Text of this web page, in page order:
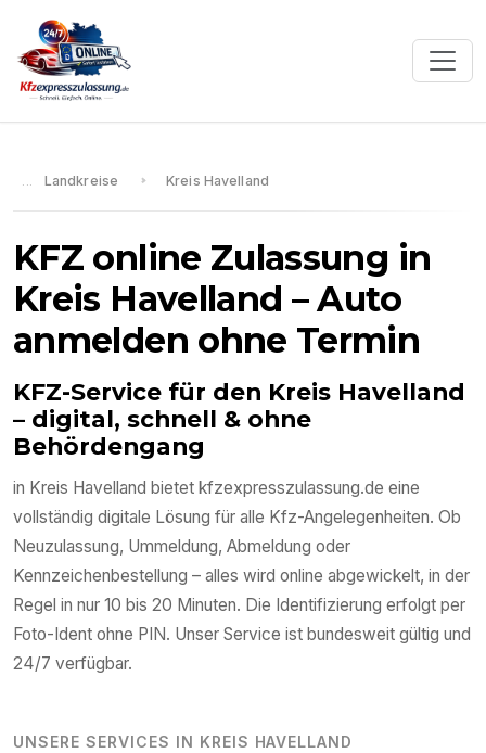
Landkreise Kreis Havelland
KFZ online Zulassung in
Kreis Havelland – Auto
anmelden ohne Termin
KFZ-Service für den Kreis Havelland
– digital, schnell & ohne
Behördengang
in Kreis Havelland bietet kfzexpresszulassung.de eine
vollständig digitale Lösung für alle Kfz-Angelegenheiten. Ob
Neuzulassung, Ummeldung, Abmeldung oder
Kennzeichenbestellung – alles wird online abgewickelt, in der
Regel in nur 10 bis 20 Minuten. Die Identifizierung erfolgt per
Foto-Ident ohne PIN. Unser Service ist bundesweit gültig und
24/7 verfügbar.
UNSERE SERVICES IN KREIS HAVELLAND